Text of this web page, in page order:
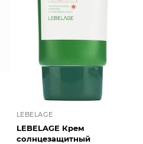
LEBELAGE
LEBELAGE Крем
солнцезащитный